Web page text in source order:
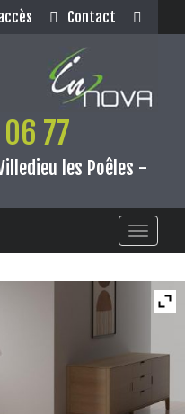
Contact
77
les Poêles -
Toggle